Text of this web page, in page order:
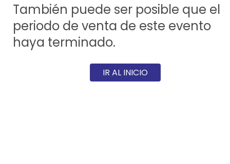
También puede ser posible que el
periodo de venta de este evento
haya terminado.
IR AL INICIO